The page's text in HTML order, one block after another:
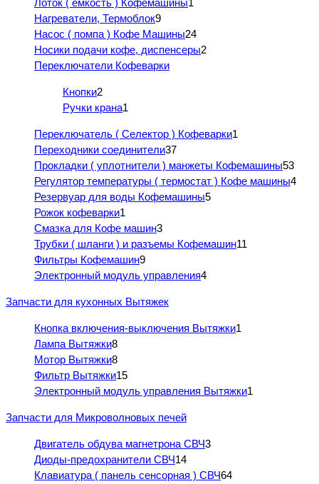
Лоток ( емкость ) Кофемашины1
Нагреватели, Термоблок9
Насос ( помпа ) Кофе Машины24
Носики подачи кофе, диспенсеры2
Переключатели Кофеварки
Кнопки2
Ручки крана1
Переключатель ( Селектор ) Кофеварки1
Переходники соединители37
Прокладки ( уплотнители ) манжеты Кофемашины53
Регулятор температуры ( термостат ) Кофе машины4
Резервуар для воды Кофемашины5
Рожок кофеварки1
Смазка для Кофе машин3
Трубки ( шланги ) и разъемы Кофемашин11
Фильтры Кофемашин9
Электронный модуль управления4
Запчасти для кухонных Вытяжек
Кнопка включения-выключения Вытяжки1
Лампа Вытяжки8
Мотор Вытяжки8
Фильтр Вытяжки15
Электронный модуль управления Вытяжки1
Запчасти для Микроволновых печей
Двигатель обдува магнетрона СВЧ3
Диоды-предохранители СВЧ14
Клавиатура ( панель сенсорная ) СВЧ64